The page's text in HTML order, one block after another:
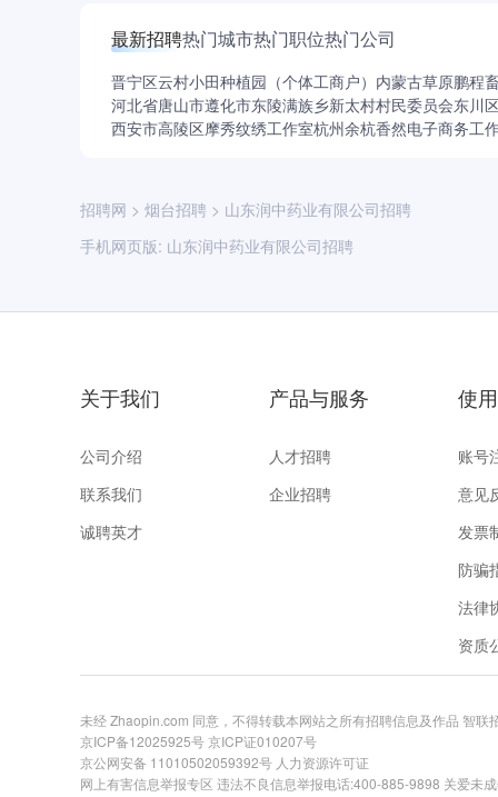
最新招聘热门城市热门职位热门公司
晋宁区云村小田种植园（个体工商户） 内蒙古草原鹏程
河北省唐山市遵化市东陵满族乡新太村村民委员会东川
西安市高陵区摩秀纹绣工作室杭州余杭香然电子商务工
招聘网 > 烟台招聘 > 山东润中药业有限公司招聘
手机网页版: 山东润中药业有限公司招聘
关于我们
公司介绍
联系我们
诚聘英才
产品与服务
人才招聘
企业招聘
使
账号
意见
发票
防骗
法律
资质
未经 Zhaopin.com 同意，不得转载本网站之所有招聘信息及作品 智联
京ICP备12025925号京ICP证010207号
京公网安备 11010502059392号 人力资源许可证
网上有害信息举报专区 违法不良信息举报电话:400-885-9898 关爱未